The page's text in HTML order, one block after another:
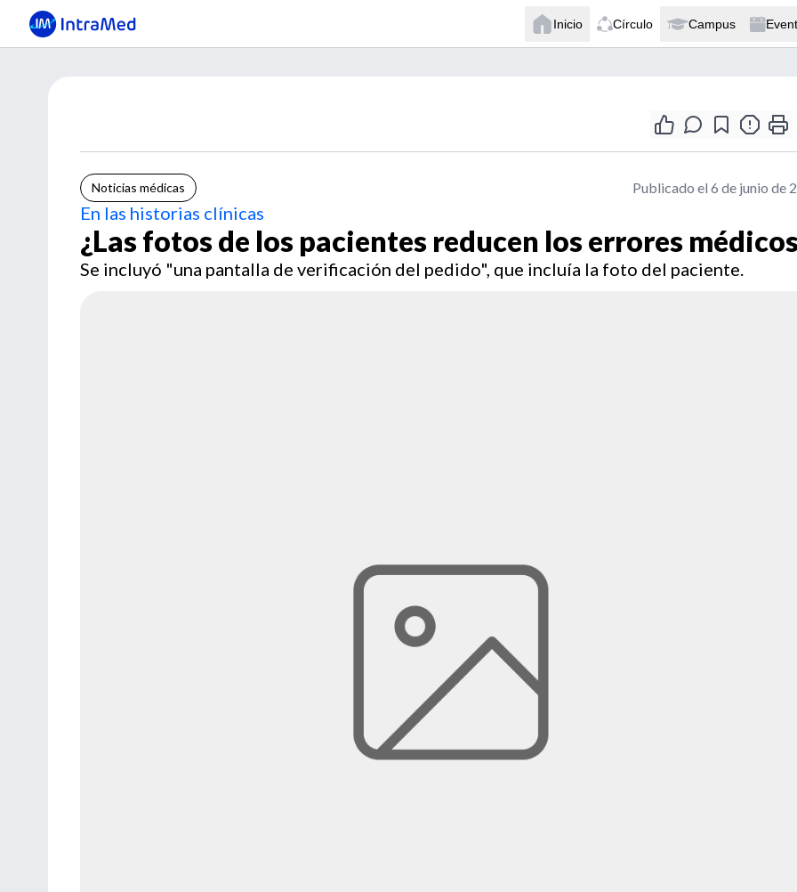
Inicio Círculo Campus
Noticias médicas Publicado el 6 de junio de
En las historias clínicas
¿Las fotos de los pacientes reducen los errores
Se incluyó "una pantalla de verificación del pedido", que incluía la foto del paciente.